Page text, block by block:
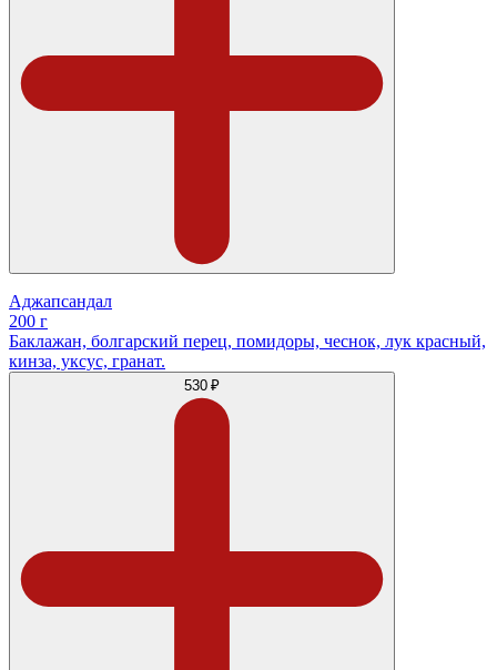
Аджапсандал
200 г
Баклажан, болгарский перец, помидоры, чеснок, лук красный,
кинза, уксус, гранат.
530 ₽